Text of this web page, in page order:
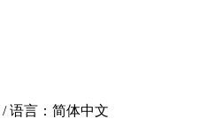
/ 语言：简体中文